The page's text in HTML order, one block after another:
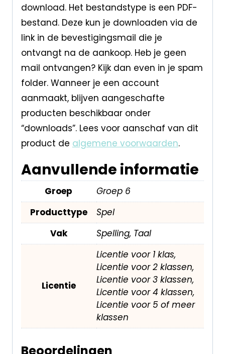
download. Het bestandstype is een PDF-
bestand. Deze kun je downloaden via de
link in de bevestigingsmail die je
ontvangt na de aankoop. Heb je geen
mail ontvangen? Kijk dan even in je spam
folder. Wanneer je een account
aanmaakt, blijven aangeschafte
producten beschikbaar onder
“downloads”. Lees voor aanschaf van dit
product de algemene voorwaarden.
Aanvullende informatie
Groep
Groep 6
Producttype
Spel
Vak
Spelling, Taal
Licentie
Licentie voor 1 klas,
Licentie voor 2 klassen,
Licentie voor 3 klassen,
Licentie voor 4 klassen,
Licentie voor 5 of meer
klassen